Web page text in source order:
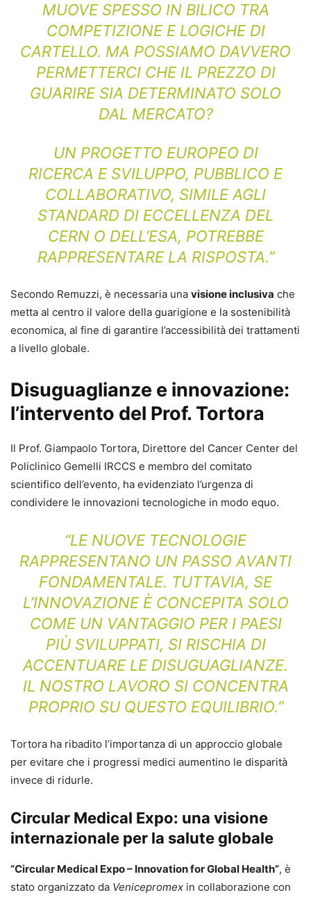
MUOVE SPESSO IN BILICO TRA
COMPETIZIONE E LOGICHE DI
CARTELLO. MA POSSIAMO DAVVERO
PERMETTERCI CHE IL PREZZO DI
GUARIRE SIA DETERMINATO SOLO
DAL MERCATO?
UN PROGETTO EUROPEO DI
RICERCA E SVILUPPO, PUBBLICO E
COLLABORATIVO, SIMILE AGLI
STANDARD DI ECCELLENZA DEL
CERN O DELL’ESA, POTREBBE
RAPPRESENTARE LA RISPOSTA.”
Secondo Remuzzi, è necessaria una visione inclusiva che
metta al centro il valore della guarigione e la sostenibilità
economica, al fine di garantire l’accessibilità dei trattamenti
a livello globale.
Disuguaglianze e innovazione:
l’intervento del Prof. Tortora
Il Prof. Giampaolo Tortora, Direttore del Cancer Center del
Policlinico Gemelli IRCCS e membro del comitato
scientifico dell’evento, ha evidenziato l’urgenza di
condividere le innovazioni tecnologiche in modo equo.
“LE NUOVE TECNOLOGIE
RAPPRESENTANO UN PASSO AVANTI
FONDAMENTALE. TUTTAVIA, SE
L’INNOVAZIONE È CONCEPITA SOLO
COME UN VANTAGGIO PER I PAESI
PIÙ SVILUPPATI, SI RISCHIA DI
ACCENTUARE LE DISUGUAGLIANZE.
IL NOSTRO LAVORO SI CONCENTRA
PROPRIO SU QUESTO EQUILIBRIO.”
Tortora ha ribadito l’importanza di un approccio globale
per evitare che i progressi medici aumentino le disparità
invece di ridurle.
Circular Medical Expo: una visione
internazionale per la salute globale
“Circular Medical Expo – Innovation for Global Health”, è
stato organizzato da Venicepromex in collaborazione con